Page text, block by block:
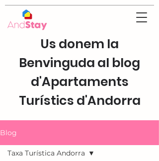
Us donem la
Benvinguda al blog
d'Apartaments
Turístics d'Andorra
Blog
Taxa Turística Andorra